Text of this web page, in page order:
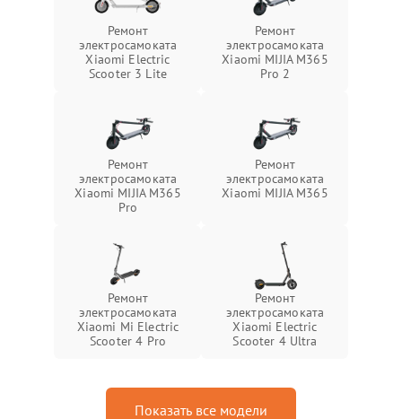
Ремонт
электросамоката
Xiaomi Electric
Scooter 3 Lite
Ремонт
электросамоката
Xiaomi MIJIA M365
Pro 2
Ремонт
электросамоката
Xiaomi MIJIA M365
Pro
Ремонт
электросамоката
Xiaomi MIJIA M365
Ремонт
электросамоката
Xiaomi Mi Electric
Scooter 4 Pro
Ремонт
электросамоката
Xiaomi Electric
Scooter 4 Ultra
Показать все модели